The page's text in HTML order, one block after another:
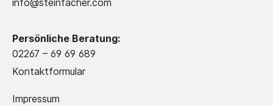
info@steinfacher.com
Persönliche Beratung:
02267 – 69 69 689
Kontaktformular
Impressum